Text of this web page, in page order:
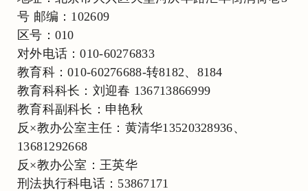
号 邮编：102609
区号：010
对外电话：010-60276833
教育科：010-60276688-转8182、8184
教育科科长：刘迎春 136713866999
教育科副科长：申艳秋
反×教办公室主任：黄清华13520328936、
13681292668
反×教办公室：王英华
刑法执行科电话：53867171